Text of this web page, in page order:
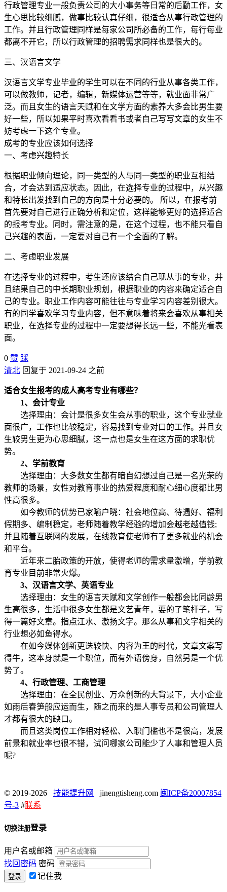
行政管理专业一般负责公司的大小事务等日常的后勤工作，女
生心思比较细腻，做事比较认真仔细，很适合从事行政管理的
工作。并且行政管理同样是每家公司所必备的工作，每行每业
都离不开它，所以行政管理的招聘需求同样也是很大的。
三、汉语言文学
汉语言文学专业毕业的学生可以在不同的行业从事各类工作，
可以做教师，记者，编辑，新媒体运营等等，就业面非常广
泛。而且女生的语言天赋和在文学方面的素养大多会比男生要
好一些，所以如果平时喜欢看看书或者自己写写文章的女生不
妨考虑一下这个专业。
成考的专业应该如何选择
一、考虑兴趣特长
根据职业倾向理论，同一类型的人与同一类型的职业互相结
合，才会达到适应状态。因此，在选择专业的过程中，从兴趣
和特长出发找到自己的方向是十分必要的。 所以，在报考前
首先要对自己进行正确分析和定位，这样能够更好的选择适合
的报考专业。同时，需注意的是，在这个过程，也不能只看自
己兴趣的表面，一定要对自己有一个全面的了解。
二、考虑职业发展
在选择专业的过程中，考生还应该结合自己现从事的专业，并
且结果自己的中长期职业规划，根据职业的内容来确定适合自
己的专业。职业工作内容可能往往与专业学习内容差别很大。
有的同学喜欢学习专业内容，但不意味着将来会喜欢从事相关
职业，在选择专业的过程中一定要想得长远一些，不能光看表
面。
0 赞 踩
清北 回复于 2021-09-24 之前
适合女生报考的成人高考专业有哪些？
1、会计专业
选择理由：会计是很多女生会从事的职业，这个专业就业
面很广，工作也比较稳定，容易找到专业对口的工作。并且女
生较男生更为心思细腻，这一点也是女生在这方面的求职优
势。
2、学前教育
选择理由：大多数女生都有暗自幻想过自己是一名光荣的
教师的场景，女性对教育事业的热爱程度和耐心细心度都比男
性高很多。
如今教师的优势已家喻户晓：社会地位高、待遇好、福利
假期多、编制稳定，老师随着教学经验的增加会越老越值钱;
并且随着互联网的发展，在线教育使老师有了更多就业的机会
和平台。
近年来二胎政策的开放，使得老师的需求量激增，学前教
育专业目前非常火爆。
3、汉语言文学、英语专业
选择理由：女生的语言天赋和文学创作一般都会比同龄男
生高很多，生活中很多女生都是文艺青年，耍的了笔杆子，写
得一篇好文章。指点江水、激扬文字。那么从事和文字相关的
行业想必如鱼得水。
在如今媒体创新更迭较快、内容为王的时代，文章文案写
得牛，这本身就是一个职位，而有外语傍身，自然另是一个优
势了。
4、行政管理、工商管理
选择理由：在全民创业、万众创新的大背景下，大小企业
如雨后春笋般应运而生，随之而来的是人事专员和公司管理人
才都有很大的缺口。
而且这类岗位工作相对轻松、入职门槛也不是很高，发展
前景和就业率也很不错，试问哪家公司能少了人事和管理人员
呢?
© 2019-2026 技能提升网 jinengtisheng.com 闽ICP备20007854
号-3 #联系
切换注册登录
用户名或邮箱
找回密码 密码
记住我